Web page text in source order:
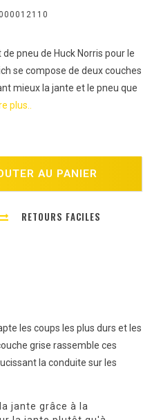
pneu de Huck Norris pour le
se compose de deux couches
mieux la jante et le pneu que
plus..
AU PANIER
RETOURS FACILES
les coups les plus durs et les
grise rassemble ces
la conduite sur les
jante grâce à la